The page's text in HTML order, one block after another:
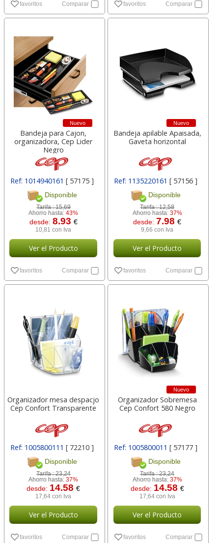
favoritos Comparar favoritos Comparar
Nuevo
Bandeja para Cajon,
organizadora, Cep Lider
Negro
Ref: 1014940161[ 57175 ]
Disponible
Tarifa :15,69
Ahorro hasta:43%
desde: 8.93 €
10,81 con Iva
Ver el Producto
favoritos Comparar
Nuevo
Bandeja apilable Apaisada,
Gaveta horizontal
Ref: 1135220161[ 57156 ]
Disponible
Tarifa :12,58
Ahorro hasta: 37%
desde: 7.98€
9,66 con Iva
Ver el Producto
favoritos Comparar
Organizador mesa despacjo
Cep Confort Transparente
Ref: 1005800111[ 72210 ]
Disponible
Tarifa :23,24
Ahorro hasta:37%
desde: 14.58€
17,64 con Iva
Ver el Producto
favoritos Comparar
Nuevo
Organizador Sobremesa
Cep Confort 580 Negro
Ref: 1005800011[ 57177 ]
Disponible
Tarifa :23,24
Ahorro hasta: 37%
desde: 14.58 €
17,64 con Iva
Ver el Producto
favoritos Comparar